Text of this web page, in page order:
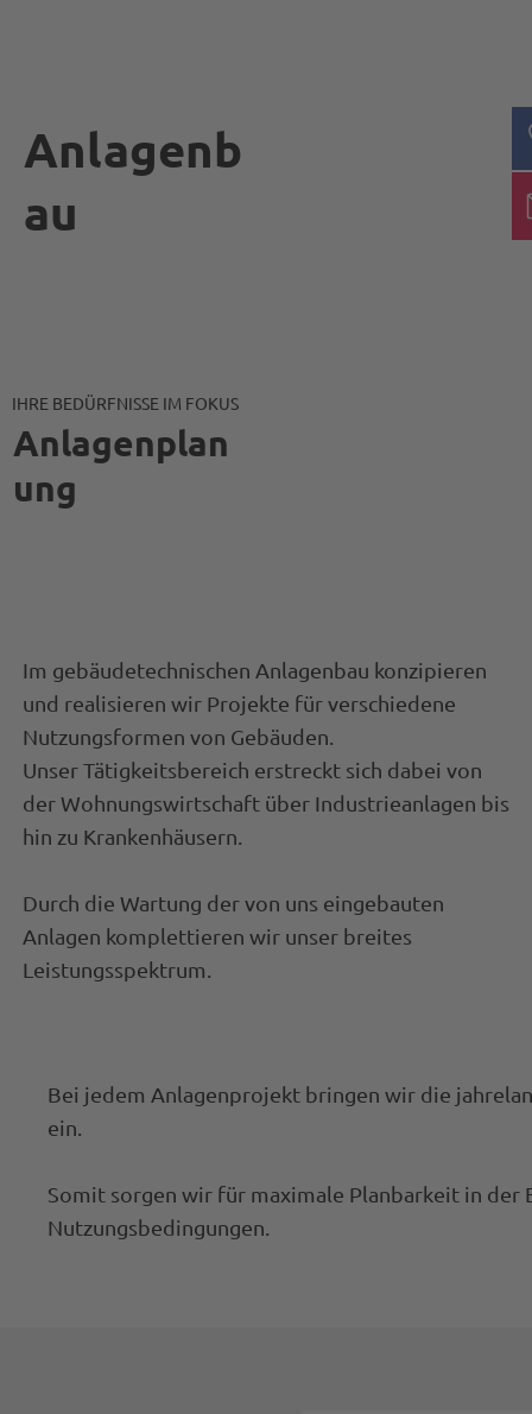
Anlagenb
au
IHRE BEDÜRFNISSE IM FOKUS
Anlagenplan
ung
Im gebäudetechnischen Anlagenbau konzipieren
und realisieren wir Projekte für verschiedene
Nutzungsformen von Gebäuden.
Unser Tätigkeitsbereich erstreckt sich dabei von
der Wohnungswirtschaft über Industrieanlagen bis
hin zu Krankenhäusern.
Durch die Wartung der von uns eingebauten
Anlagen komplettieren wir unser breites
Leistungsspektrum.
Bei jedem Anlagenprojekt bringen wir die
ein.
Somit sorgen wir für maximale Planbarkeit in der
Nutzungsbedingungen.